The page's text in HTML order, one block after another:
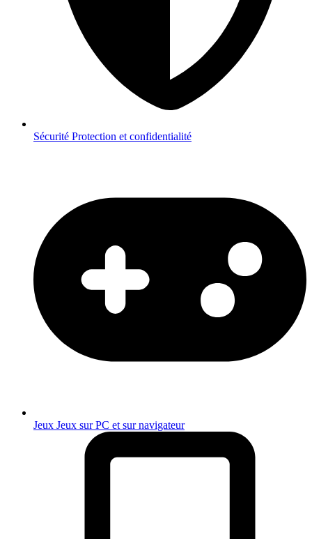
Sécurité Protection et confidentialité
Jeux Jeux sur PC et sur navigateur